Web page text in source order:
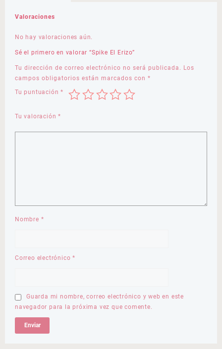
Valoraciones
No hay valoraciones aún.
Sé el primero en valorar “Spike El Erizo”
Tu dirección de correo electrónico no será publicada. Los
campos obligatorios están marcados con *
Tu puntuación*
Tu valoración*
Nombre *
Correo electrónico*
Guarda mi nombre, correo electrónico y web en este
navegador para la próxima vez que comente.